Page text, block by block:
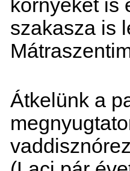
környékét is
szakasza is
Átkelünk a